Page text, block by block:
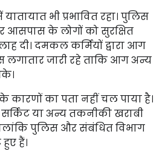
भी प्रभावित रहा। पुलिस
आसपास के लोगों को सुरक्षित
दी। दमकल कर्मियों द्वारा आग
लगातार जारी रहे ताकि आग अन्य
का पता नहीं चल पाया है।
सर्किट या अन्य तकनीकी खराबी
पुलिस और संबंधित विभाग
हैं।